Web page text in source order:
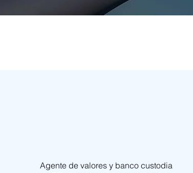
Agente de valores y banco custodia